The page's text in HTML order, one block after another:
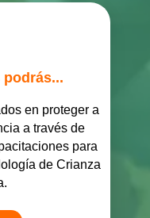
podrás...
en proteger a
a través de
para
de Crianza